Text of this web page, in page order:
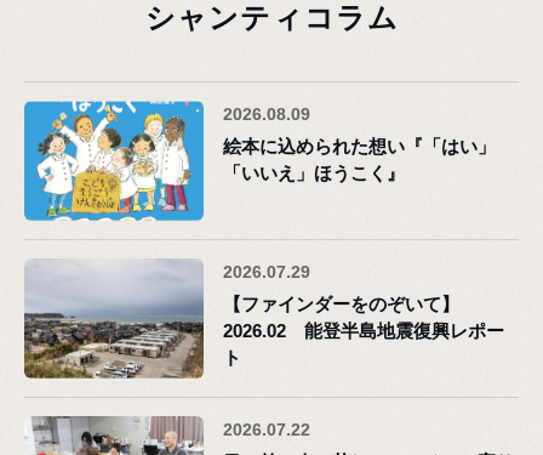
シャンティコラム
2026.08.09
絵本に込められた想い『「はい」
「いいえ」ほうこく』
2026.07.29
【ファインダーをのぞいて】
2026.02 能登半島地震復興レポー
ト
2026.07.22